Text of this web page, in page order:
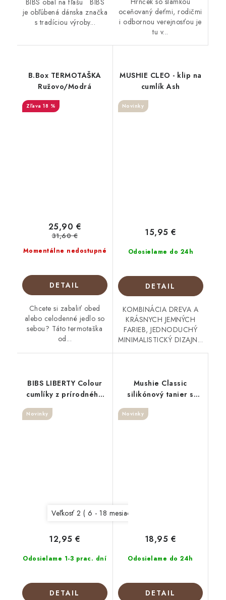
BIBS obal na fľašu BIBS
je obľúbená dánska značka
s tradíciou výroby...
oceňovaný deťmi, rodičmi
i odbornou verejnosťou je
tu v...
B.Box TERMOTAŠKA
Ružovo/Modrá
18 %
Momentálne nedostupné
25,90 €
31,60 €
DETAIL
Chcete si zabaliť obed
alebo celodenné jedlo so
sebou? Táto termotaška
od...
MUSHIE CLEO - klip na
cumlík Ash
Novinky
Odosielame do 24h
15,95 €
DETAIL
KOMBINÁCIA DREVA A
KRÁSNYCH JEMNÝCH
FARIEB, JEDNODUCHÝ
MINIMALISTICKÝ DIZAJN...
BIBS LIBERTY Colour
cumlíky z prírodného
Woodchuck
Novinky
Veľkosť 2 ( 6 - 18 mesiacov)
Odosielame 1-3 prac. dní
12,95 €
DETAIL
Mushie Classic
silikónový tanier s
Novinky
Odosielame do 24h
18,95 €
DETAIL